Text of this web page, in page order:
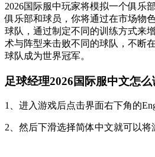
2026国际服中玩家将模拟一个俱乐
俱乐部和球员，你将通过在市场物
球队，通过制定不同的训练方式来
术与阵型来击败不同的球队，不断
球队成为世界冠军。
足球经理2026国际服中文怎么
1、进入游戏后点击界面右下角的
2、然后下滑选择简体中文就可以将